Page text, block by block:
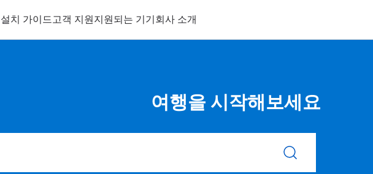
설치 가이드고객 지원지원되는 기기회사 소개
여행을 시작해보세요